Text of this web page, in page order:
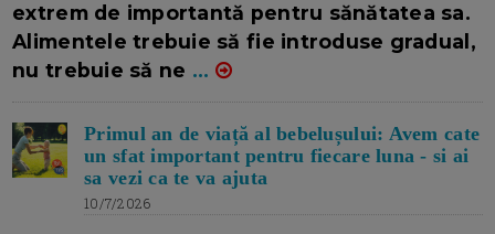
extrem de importantă pentru sănătatea sa.
Alimentele trebuie să fie introduse gradual,
nu trebuie să ne ...
Primul an de viață al bebelușului: Avem cate
un sfat important pentru fiecare luna - si ai
sa vezi ca te va ajuta
10/7/2026